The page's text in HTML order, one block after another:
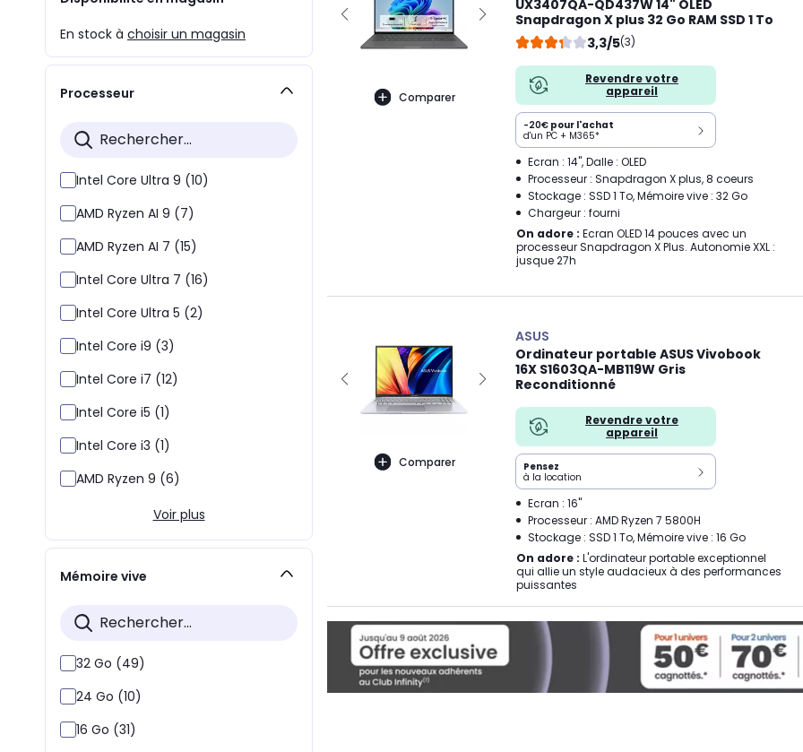
En stock à choisir un magasin
Processeur
Intel Core Ultra 9 (10)
AMD Ryzen AI 9 (7)
AMD Ryzen AI 7 (15)
Intel Core Ultra 7 (16)
Intel Core Ultra 5 (2)
Intel Core i9 (3)
Intel Core i7 (12)
Intel Core i5 (1)
Intel Core i3 (1)
AMD Ryzen 9 (6)
Voir plus
Mémoire vive
32 Go (49)
24 Go (10)
16 Go (31)
Comparer
UX3407QA-QD437W 14" OLED
Snapdragon X plus 32 Go RAM SSD 1 To
3,3/5(3)
Revendre votre
appareil
-20€ pour l'achat
d'un PC + M365*
Ecran : 14", Dalle : OLED
Processeur : Snapdragon X plus, 8 coeurs
Stockage : SSD 1 To, Mémoire vive : 32 Go
Chargeur : fourni
On adore : Ecran OLED 14 pouces avec un
processeur Snapdragon X Plus. Autonomie XXL :
jusque 27h
Comparer
ASUS
Ordinateur portable ASUS Vivobook
16X S1603QA-MB119W Gris
Reconditionné
Revendre votre
appareil
Pensez
à la location
Ecran : 16"
Processeur : AMD Ryzen 7 5800H
Stockage : SSD 1 To, Mémoire vive : 16 Go
On adore : L'ordinateur portable exceptionnel
qui allie un style audacieux à des performances
puissantes